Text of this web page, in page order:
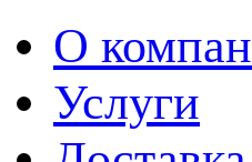
О
Услуги